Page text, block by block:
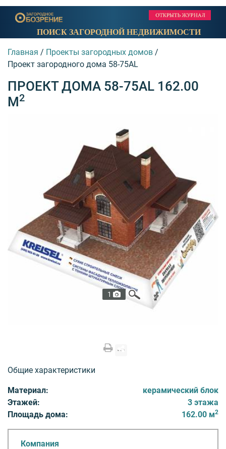
ПОИСК ЗАГОРОДНОЙ НЕДВИЖИМОСТИ
Главная / Проекты загородных домов /
Проект загородного дома 58-75AL
ПРОЕКТ ДОМА 58-75AL 162.00
М2
1
Общие характеристики
Материал:
керамический блок
Этажей:
3 этажа
Площадь дома:
162.00 м2
Компания